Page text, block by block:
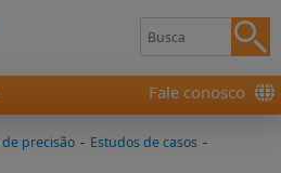
Fale conosco
precisão - Estudos de casos -